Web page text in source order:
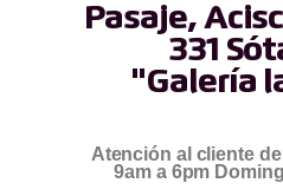
Pasaje,
331
"Galería
Atención al cliente
9am a 6pm